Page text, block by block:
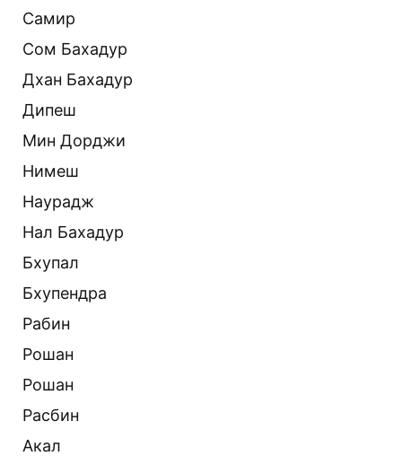
Самир
Сом Бахадур
Дхан Бахадур
Дипеш
Мин Дорджи
Нимеш
Наурадж
Нал Бахадур
Бхупал
Бхупендра
Рабин
Рошан
Рошан
Расбин
Акал